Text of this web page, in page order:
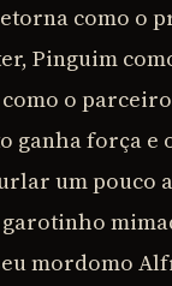
como o
Pinguim
o
ganha força
um pouco
garotinho
mordomo